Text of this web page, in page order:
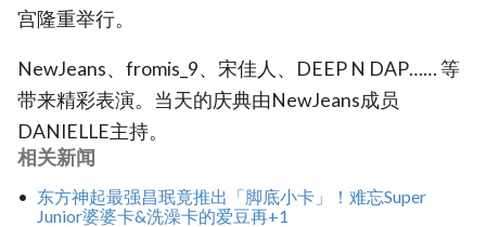
宫隆重举行。
NewJeans、fromis_9、宋佳人、DEEP N DAP…… 等
带来精彩表演。当天的庆典由NewJeans成员
DANIELLE主持。
相关新闻
东方神起最强昌珉竟推出「脚底小卡」！难忘Super
Junior婆婆卡&洗澡卡的爱豆再+1